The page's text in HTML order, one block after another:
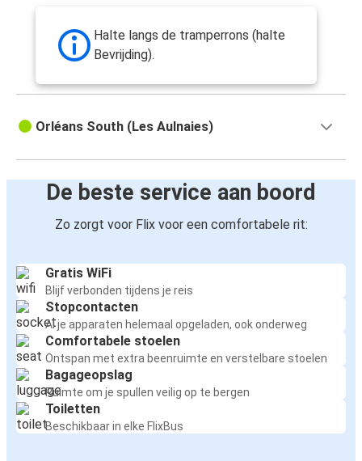
Halte langs de tramperrons (halte
Bevrijding).
Orléans South (Les Aulnaies)
De beste service aan boord
Zo zorgt voor Flix voor een comfortabele rit:
Gratis WiFi
Blijf verbonden tijdens je reis
Stopcontacten
Al je apparaten helemaal opgeladen, ook onderweg
Comfortabele stoelen
Ontspan met extra beenruimte en verstelbare stoelen
Bagageopslag
Ruimte om je spullen veilig op te bergen
Toiletten
Beschikbaar in elke FlixBus